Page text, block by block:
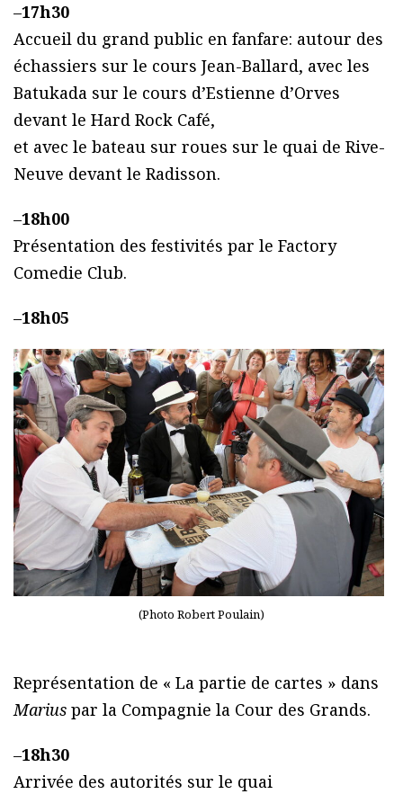
–17h30
Accueil du grand public en fanfare: autour des
échassiers sur le cours Jean-Ballard, avec les
Batukada sur le cours d’Estienne d’Orves
devant le Hard Rock Café,
et avec le bateau sur roues sur le quai de Rive-
Neuve devant le Radisson.
–18h00
Présentation des festivités par le Factory
Comedie Club.
–18h05
(Photo Robert Poulain)
Représentation de « La partie de cartes » dans
Marius par la Compagnie la Cour des Grands.
–18h30
Arrivée des autorités sur le quai